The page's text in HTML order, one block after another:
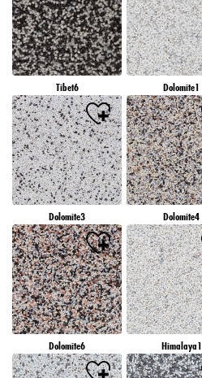
Tibet6 Dolomite1
Dolomite3 Dolomite4
Dolomite6 Himalaya1